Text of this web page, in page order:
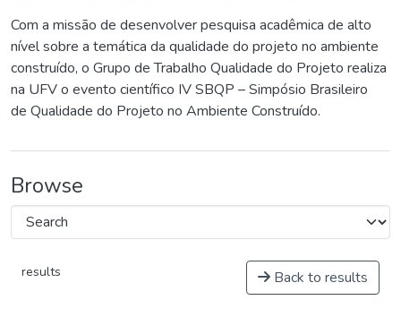
Com a missão de desenvolver pesquisa acadêmica de alto
nível sobre a temática da qualidade do projeto no ambiente
construído, o Grupo de Trabalho Qualidade do Projeto realiza
na UFV o evento científico IV SBQP – Simpósio Brasileiro
de Qualidade do Projeto no Ambiente Construído.
Browse
results Back to results